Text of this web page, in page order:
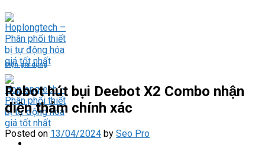
Skip
to
content
Điện gia dụng
Robot hút bụi Deebot X2 Combo nhận
diện thảm chính xác
Posted on 13/04/2024 by Seo Pro